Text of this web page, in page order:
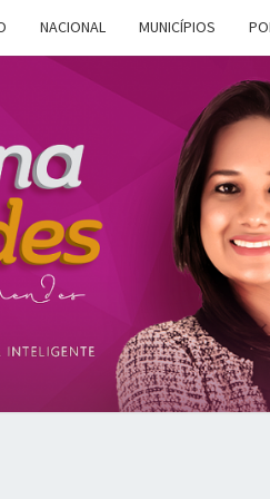
NACIONAL MUNICÍPIOS
Espaço De
Conteúdo E
Inteligente